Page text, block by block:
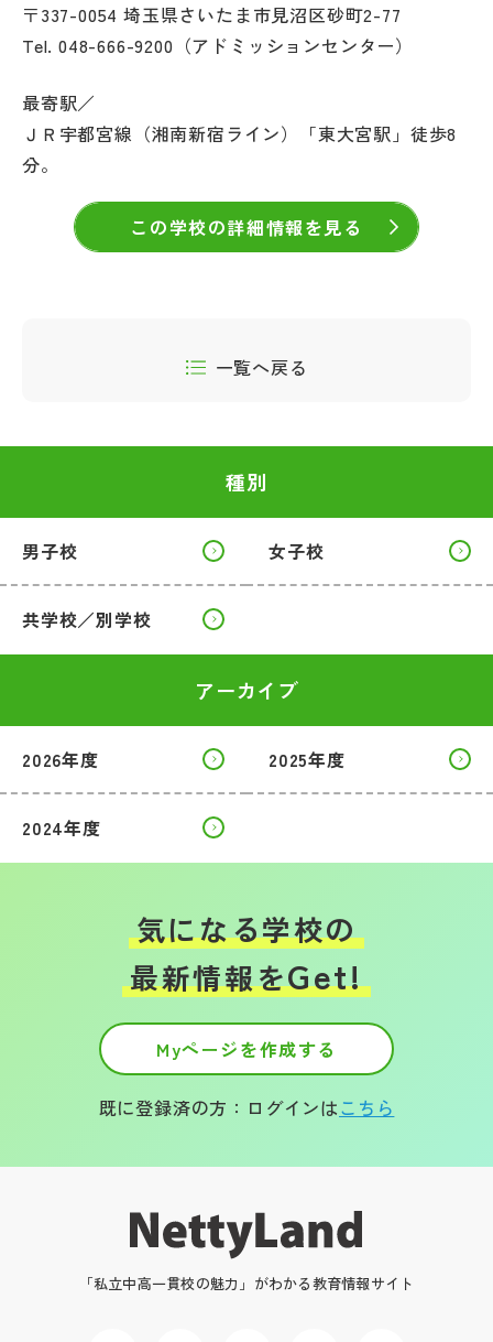
〒337-0054 埼玉県さいたま市見沼区砂町2-77
Tel. 048-666-9200（アドミッションセンター）
最寄駅／
ＪＲ宇都宮線（湘南新宿ライン）「東大宮駅」徒歩8
分。
この学校の詳細情報を見る
一覧へ戻る
種別
男子校 女子校
共学校／別学校
アーカイブ
2026年度 2025年度
2024年度
気になる学校の
最新情報をGet!
Myページを作成する
既に登録済の方：ログインはこちら
「私立中高一貫校の魅力」がわかる教育情報サイト